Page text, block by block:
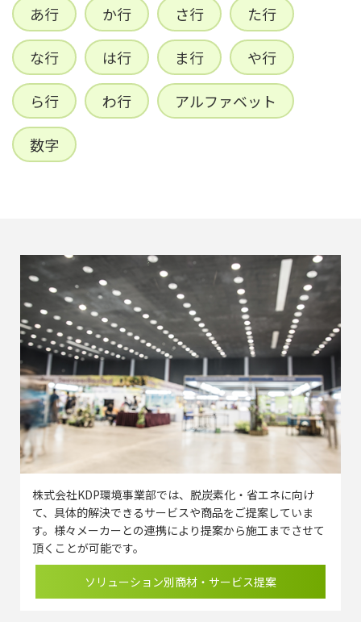
あ行 か行 さ行 た行
な行 は行 ま行 や行
ら行 わ行 アルファベット
数字
株式会社KDP環境事業部では、脱炭素化・省エネに向け
て、具体的解決できるサービスや商品をご提案していま
す。様々メーカーとの連携により提案から施工までさせて
頂くことが可能です。
ソリューション別商材・サービス提案